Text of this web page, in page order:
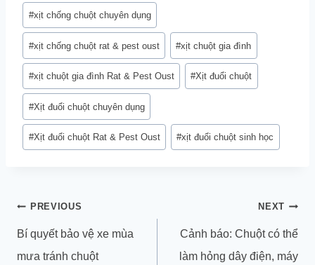
#xịt chống chuột chuyên dụng
#xịt chống chuột rat & pest oust #xịt chuột gia đình
#xịt chuột gia đình Rat & Pest Oust #Xịt đuổi chuột
#Xịt đuổi chuột chuyên dụng
#Xịt đuổi chuột Rat & Pest Oust #xịt đuổi chuột sinh học
Điều
hướng
bài
PREVIOUS
Bí quyết bảo vệ xe mùa
mưa tránh chuột
NEXT
Cảnh báo: Chuột có thể
làm hỏng dây điện, máy